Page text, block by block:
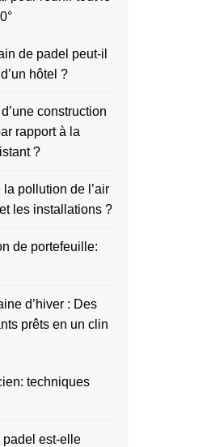
de padel peut-il
hôtel ?
construction
rapport à la
?
pollution de l’air
les installations ?
de portefeuille:
d’hiver : Des
prêts en un clin
techniques
padel est-elle